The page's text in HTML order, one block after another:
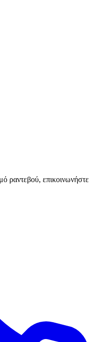
ραντεβού, επικοινωνήστε